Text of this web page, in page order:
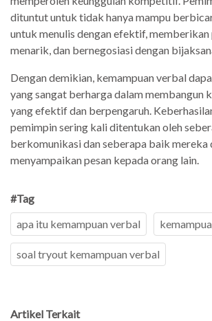
dituntut untuk tidak hanya mampu
untuk menulis dengan efektif, memberikan
menarik, dan bernegosiasi dengan
Dengan demikian, kemampuan verbal
yang sangat berharga dalam membangun
yang efektif dan berpengaruh.
pemimpin sering kali ditentukan oleh
berkomunikasi dan seberapa baik mereka
menyampaikan pesan kepada orang lain.
#Tag
apa itu kemampuan verbal
soal tryout kemampuan verbal
Artikel Terkait